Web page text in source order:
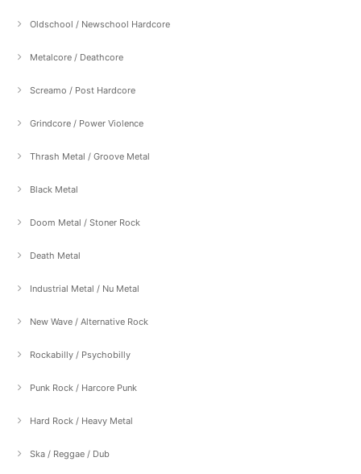
Oldschool / Newschool Hardcore
Metalcore / Deathcore
Screamo / Post Hardcore
Grindcore / Power Violence
Thrash Metal / Groove Metal
Black Metal
Doom Metal / Stoner Rock
Death Metal
Industrial Metal / Nu Metal
New Wave / Alternative Rock
Rockabilly / Psychobilly
Punk Rock / Harcore Punk
Hard Rock / Heavy Metal
Ska / Reggae / Dub